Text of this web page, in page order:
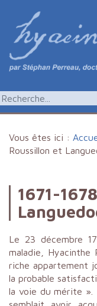
Vous êtes ici :
Roussillon et
1671-
Le 23 décembre
maladie, Hyacinthe
riche appartement
la probable
la voie du mérite